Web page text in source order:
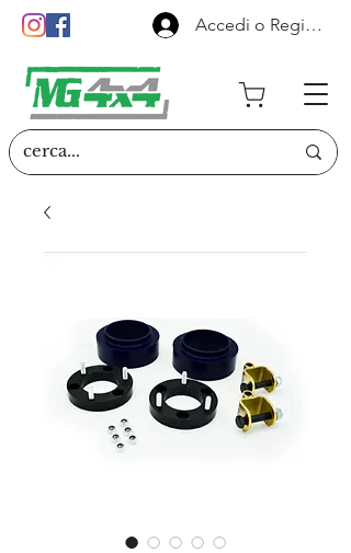
Accedi o Registrati